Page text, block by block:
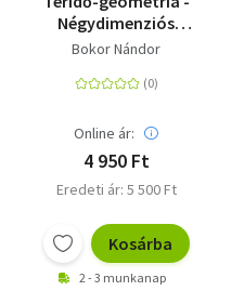
Négydimenziós
kalandok 18 éven
Bokor Nándor
Online ár:
4 950 Ft
Eredeti ár: 5 500 Ft
Kosárba
2 - 3 munkanap